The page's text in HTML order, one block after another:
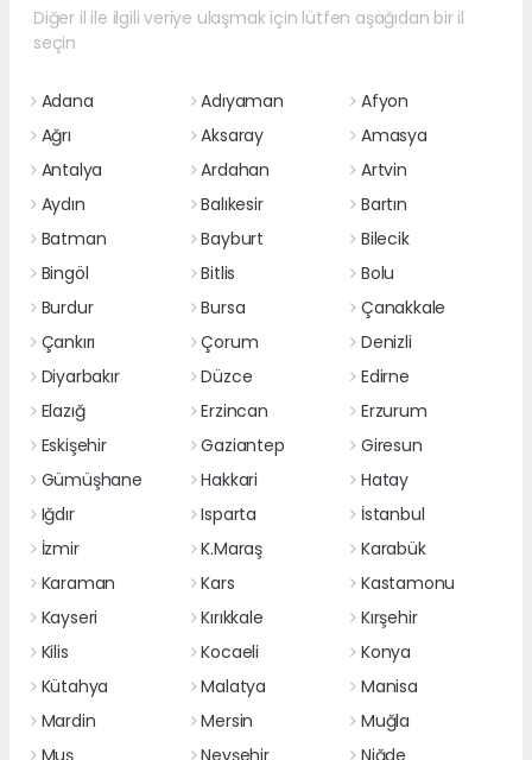
Diğer il ile ilgili veriye ulaşmak için lütfen aşağıdan bir il
seçin
Adana Adıyaman
Afyon
Ağrı
Aksaray
Amasya
Antalya
Ardahan
Artvin
Aydın
Balıkesir
Bartın
Batman
Bayburt
Bilecik
Bingöl
Bitlis
Bolu
Burdur
Bursa
Çanakkale
Çankırı
Çorum
Denizli
Diyarbakır
Düzce
Edirne
Elazığ
Erzincan
Erzurum
Eskişehir
Gaziantep
Giresun
Gümüşhane
Hakkari
Hatay
Iğdır
Isparta
İstanbul
İzmir
K.Maraş
Karabük
Karaman
Kars
Kastamonu
Kayseri
Kırıkkale
Kırşehir
Kilis
Kocaeli
Konya
Kütahya
Malatya
Manisa
Mardin
Mersin
Muğla
Muş
Nevşehir Niğde